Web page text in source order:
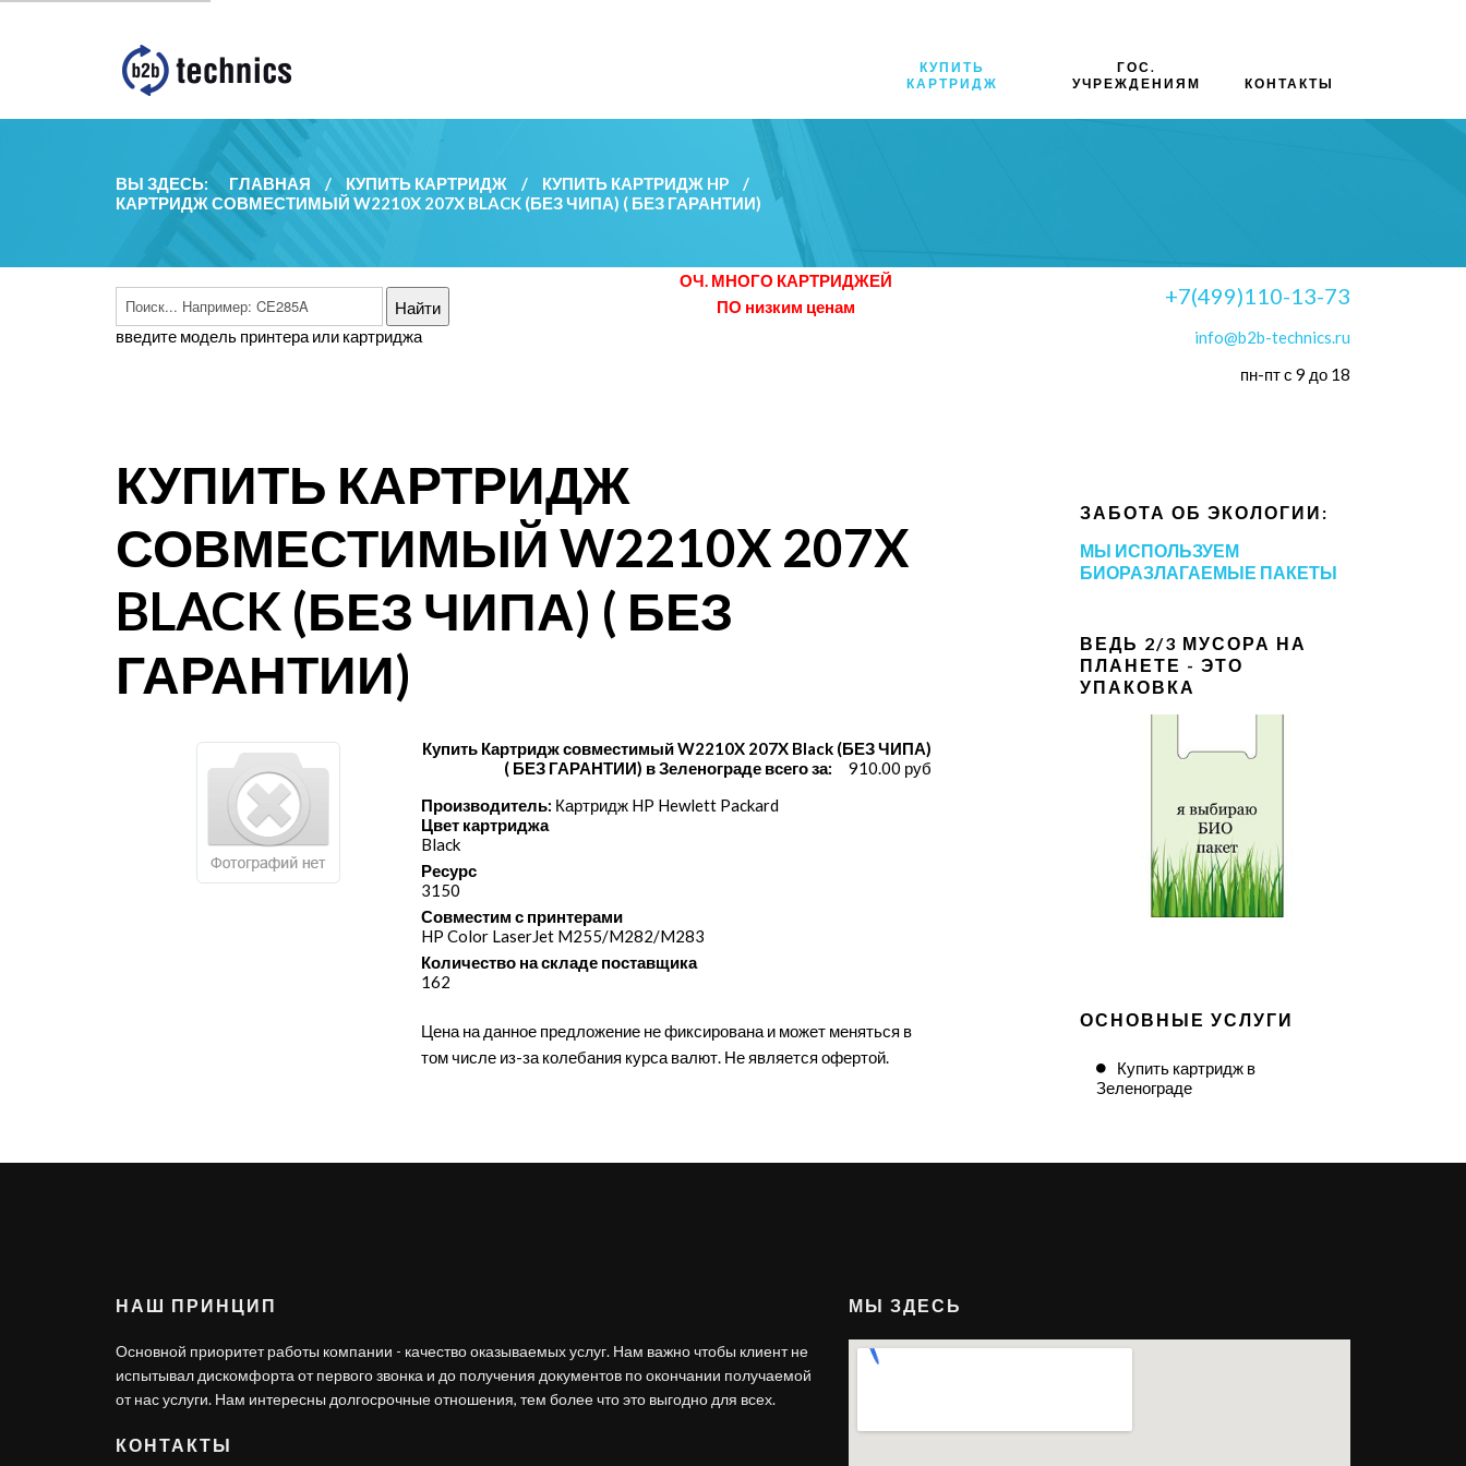
КУПИТЬ
КАРТРИДЖ
ГОС.
УЧРЕЖДЕНИЯМ
КОНТАКТЫ
ВЫ ЗДЕСЬ: ГЛАВНАЯ / КУПИТЬ КАРТРИДЖ / КУПИТЬ КАРТРИДЖ HP
/
КАРТРИДЖ СОВМЕСТИМЫЙ W2210X 207X BLACK (БЕЗ ЧИПА) ( БЕЗ ГАРАНТИИ)
введите модель принтера или картриджа
ОЧ. МНОГО КАРТРИДЖЕЙ
ПО низким ценам
+7(499)110-13-73
info@b2b-technics.ru
пн-пт с 9 до 18
КУПИТЬ КАРТРИДЖ
СОВМЕСТИМЫЙ W2210X 207X
BLACK (БЕЗ ЧИПА) ( БЕЗ
ГАРАНТИИ)
Купить Картридж совместимый W2210X 207X Black (БЕЗ ЧИПА)
( БЕЗ ГАРАНТИИ) в Зеленограде всего за:
910.00 руб
Производитель: Картридж HP Hewlett Packard
Цвет картриджа
Black
Ресурс
3150
Совместим с принтерами
HP Color LaserJet M255/​M282/​M283
Количество на складе поставщика
162
Цена на данное предложение не фиксирована и может меняться в
том числе из-за колебания курса валют. Не является офертой.
ЗАБОТА ОБ ЭКОЛОГИИ:
МЫ ИСПОЛЬЗУЕМ
БИОРАЗЛАГАЕМЫЕ ПАКЕТЫ
ВЕДЬ 2/3 МУСОРА НА
ПЛАНЕТЕ - ЭТО
УПАКОВКА
ОСНОВНЫЕ УСЛУГИ
Купить картридж в
Зеленограде
НАШ ПРИНЦИП
Основной приоритет работы компании - качество оказываемых услуг. Нам важно чтобы клиент не
испытывал дискомфорта от первого звонка и до получения документов по окончании получаемой
от нас услуги. Нам интересны долгосрочные отношения, тем более что это выгодно для всех.
КОНТАКТЫ
МЫ ЗДЕСЬ